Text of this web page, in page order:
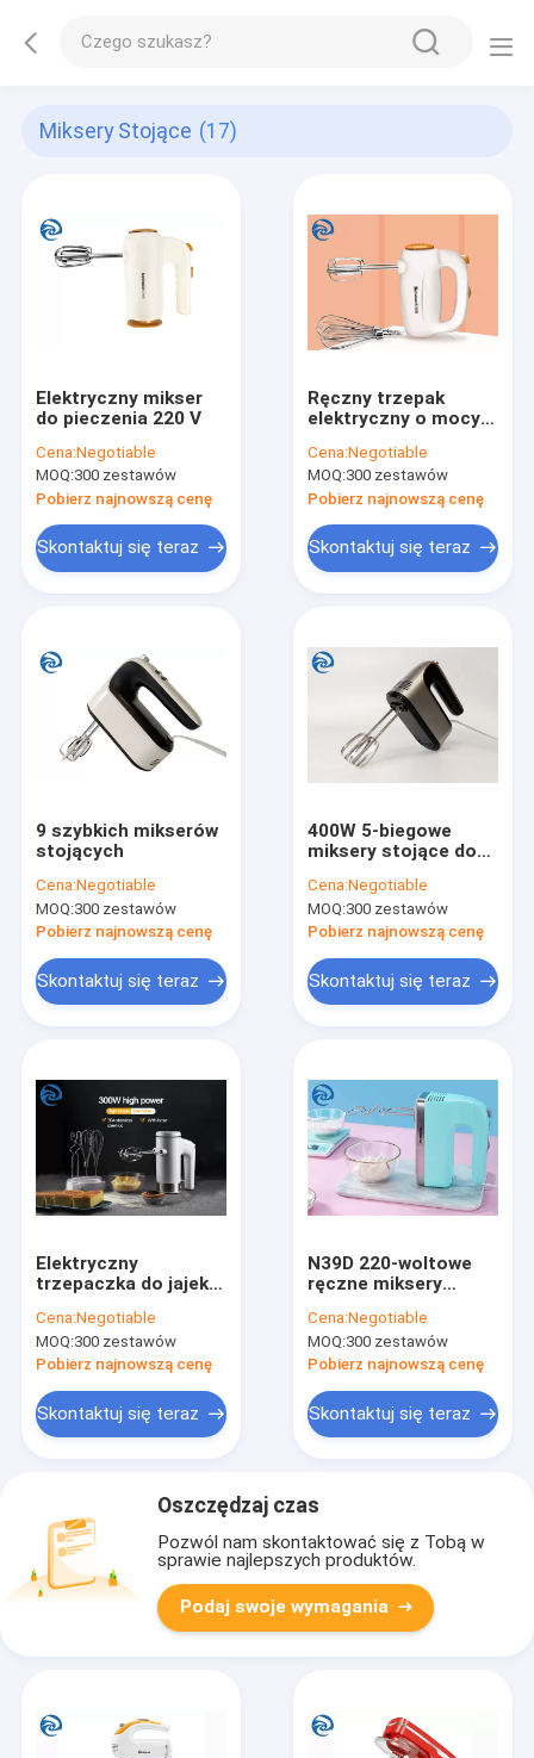
Miksery Stojące (17)
Elektryczny mikser
do pieczenia 220 V
Cena:Negotiable
MOQ:300 zestawów
Pobierz najnowszą cenę
Skontaktuj się teraz
Ręczny trzepak
elektryczny o mocy
Cena:Negotiable
MOQ:300 zestawów
Pobierz najnowszą cenę
Skontaktuj się teraz
9 szybkich mikserów
stojących
Cena:Negotiable
MOQ:300 zestawów
Pobierz najnowszą cenę
Skontaktuj się teraz
400W 5-biegowe
miksery stojące do
ręczna elektryczna
trzepaczka do jajek
Cena:Negotiable
MOQ:300 zestawów
Pobierz najnowszą cenę
Skontaktuj się teraz
Elektryczny
trzepaczka do jajek
Stal nierdzewna
Cena:Negotiable
MOQ:300 zestawów
Pobierz najnowszą cenę
Skontaktuj się teraz
N39D 220-woltowe
ręczne miksery
prędkościami
pokonuj jajka
Cena:Negotiable
MOQ:300 zestawów
Pobierz najnowszą cenę
Skontaktuj się teraz
Oszczędzaj czas
Pozwól nam skontaktować się z Tobą w
sprawie najlepszych produktów.
Podaj swoje wymagania